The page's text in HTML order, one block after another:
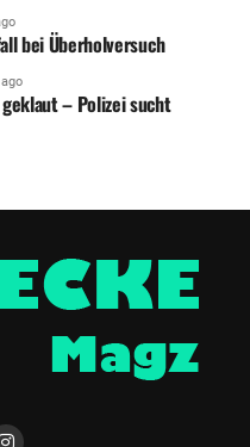
bei Überholversuch
– Polizei sucht